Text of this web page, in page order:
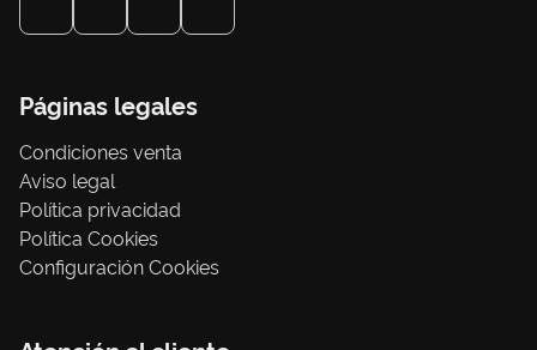
Páginas legales
Condiciones venta
Aviso legal
Política privacidad
Política Cookies
Configuración Cookies